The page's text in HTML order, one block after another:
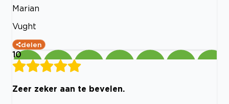
Marian
Vught
delen
10
Zeer zeker aan te bevelen.